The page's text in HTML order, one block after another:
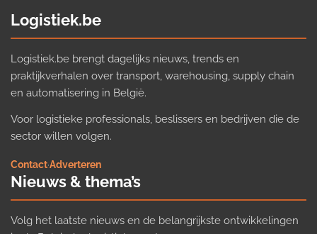
Logistiek.be
Logistiek.be brengt dagelijks nieuws, trends en
praktijkverhalen over transport, warehousing, supply chain
en automatisering in België.
Voor logistieke professionals, beslissers en bedrijven die de
sector willen volgen.
Contact·Adverteren
Nieuws & thema’s
Volg het laatste nieuws en de belangrijkste ontwikkelingen